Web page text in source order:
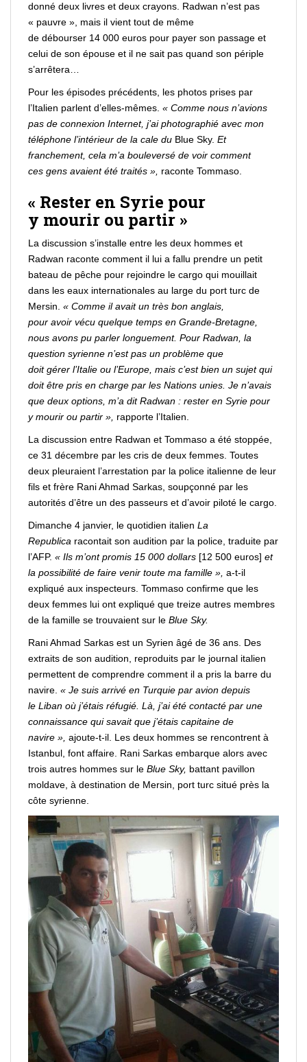
donné deux livres et deux crayons. Radwan n’est pas
« pauvre », mais il vient tout de même
de débourser 14 000 euros pour payer son passage et
celui de son épouse et il ne sait pas quand son périple
s’arrêtera…
Pour les épisodes précédents, les photos prises par
l’Italien parlent d’elles-mêmes. « Comme nous n’avions
pas de connexion Internet, j’ai photographié avec mon
téléphone l’intérieur de la cale du Blue Sky. Et
franchement, cela m’a bouleversé de voir comment
ces gens avaient été traités », raconte Tommaso.
« Rester en Syrie pour
y mourir ou partir »
La discussion s’installe entre les deux hommes et
Radwan raconte comment il lui a fallu prendre un petit
bateau de pêche pour rejoindre le cargo qui mouillait
dans les eaux internationales au large du port turc de
Mersin. « Comme il avait un très bon anglais,
pour avoir vécu quelque temps en Grande-Bretagne
nous avons pu parler longuement. Pour Radwan, la
question syrienne n’est pas un problème que
doit gérer l’Italie ou l’Europe, mais c’est bien un sujet qui
doit être pris en charge par les Nations unies. Je n’avais
que deux options, m’a dit Radwan : rester en Syrie pour
y mourir ou partir », rapporte l’Italien.
La discussion entre Radwan et Tommaso a été stoppée,
ce 31 décembre par les cris de deux femmes. Toutes
deux pleuraient l’arrestation par la police italienne de leur
fils et frère Rani Ahmad Sarkas, soupçonné par les
autorités d’être un des passeurs et d’avoir piloté le cargo.
Dimanche 4 janvier, le quotidien italien La
Republica racontait son audition par la police, traduite par
l’AFP. « Ils m’ont promis 15 000 dollars [12 500 euros] et
la possibilité de faire venir toute ma famille », a-t-il
expliqué aux inspecteurs. Tommaso confirme que les
deux femmes lui ont expliqué que treize autres membres
de la famille se trouvaient sur le Blue Sky.
Rani Ahmad Sarkas est un Syrien âgé de 36 ans. Des
extraits de son audition, reproduits par le journal italien
permettent de comprendre comment il a pris la barre du
navire. « Je suis arrivé en Turquie par avion depuis
le Liban où j’étais réfugié. Là, j’ai été contacté par une
connaissance qui savait que j’étais capitaine de
navire », ajoute-t-il. Les deux hommes se rencontrent à
Istanbul, font affaire. Rani Sarkas embarque alors avec
trois autres hommes sur le Blue Sky, battant pavillon
moldave, à destination de Mersin, port turc situé près la
côte syrienne.